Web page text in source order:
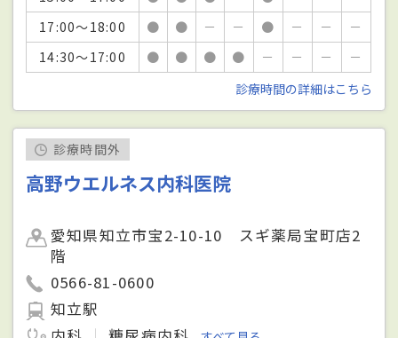
17:00～18:00
● ● － － ● － －
－
14:30～17:00
● ● ● ● － － －
－
診療時間の詳細はこちら
診療時間外
高野ウエルネス内科医院
愛知県知立市宝2-10-10 スギ薬局宝町店2
階
0566-81-0600
知立駅